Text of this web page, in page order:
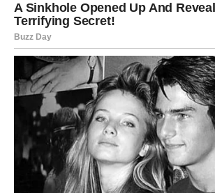
mir. Ne dramu. Ne haos. Već sigurnost. I
je falilo.
Posao i novac: Materijalna
Karta nagrade je snažna kod Bika.
stabilniji posao ili nova poslovna prilika
osećaj kontrole.
Možda ste dugo ulagali u nešto što nije
Sada se to menja. Dolazi konkretna